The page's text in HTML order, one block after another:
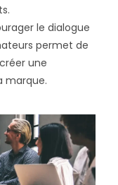
le dialogue
permet de
une
marque.